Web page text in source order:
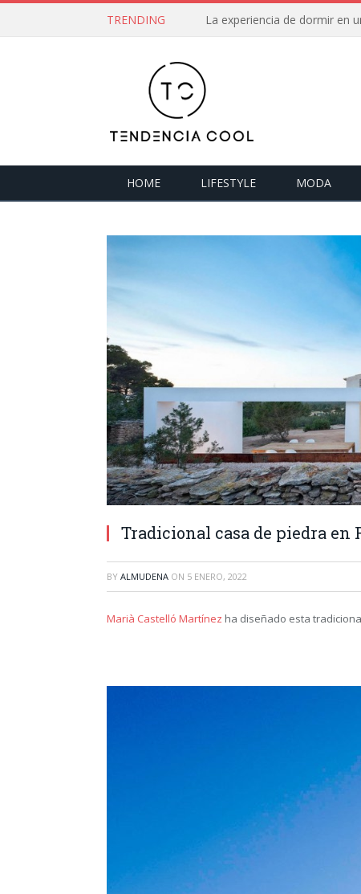
TRENDING La experiencia de dormir en
HOME LIFESTYLE MODA
Tradicional casa de piedra en
BY ALMUDENA ON 5 ENERO, 2022
Marià Castelló Martínez ha diseñado esta